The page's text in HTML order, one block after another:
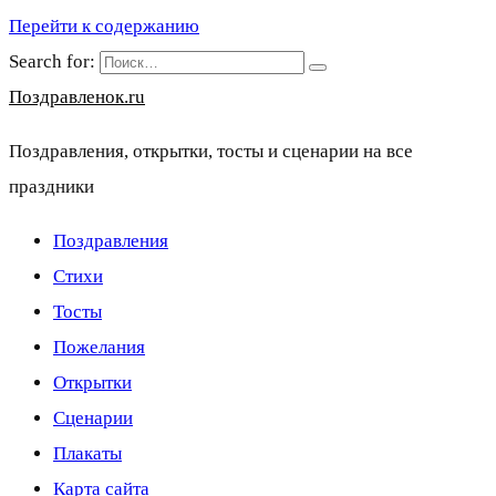
Перейти к содержанию
Search for:
Поздравленок.ru
Поздравления, открытки, тосты и сценарии на все
праздники
Поздравления
Стихи
Тосты
Пожелания
Открытки
Сценарии
Плакаты
Карта сайта